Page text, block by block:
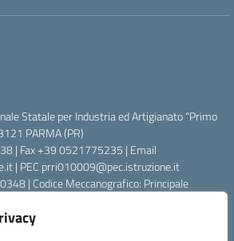
Statale per Industria ed Artigianato “Primo
PARMA (PR)
| Fax +39 0521775235 | Email
| PEC prri010009@pec.istruzione.it
| Codice Meccanografico: Principale
UFW76E | Codice Ente Tesoreria: